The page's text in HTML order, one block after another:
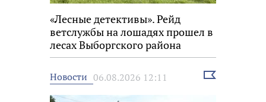
«Лесные детективы». Рейд
ветслужбы на лошадях прошел в
лесах Выборгского района
Новости 06.08.2026 12:11
Выбрать